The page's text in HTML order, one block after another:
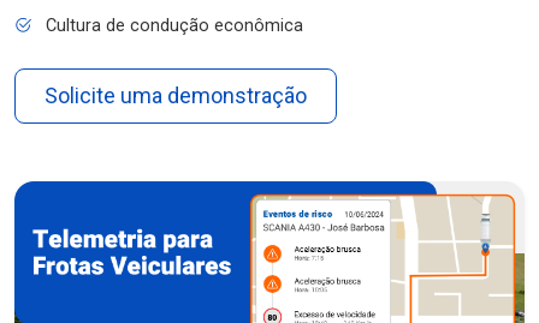
Cultura de condução econômica
Solicite uma demonstração